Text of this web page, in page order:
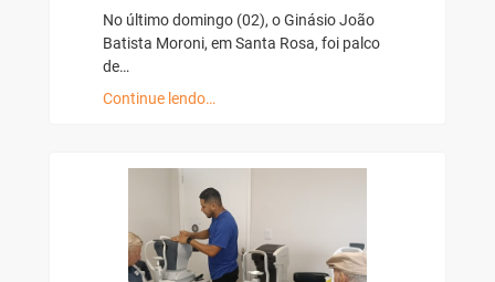
No último domingo (02), o Ginásio João
Batista Moroni, em Santa Rosa, foi palco
de…
Continue lendo…